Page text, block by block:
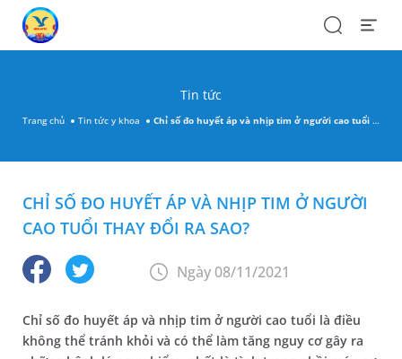
SearchOpen
Tin tức
Trang chủ Tin tức y khoa Chỉ số đo huyết áp và nhịp tim ở người cao tuổi thay đổi ra sao?
CHỈ SỐ ĐO HUYẾT ÁP VÀ NHỊP TIM Ở NGƯỜI
CAO TUỔI THAY ĐỔI RA SAO?
Ngày 08/11/2021
Chỉ số đo huyết áp và nhịp tim ở người cao tuổi là điều
không thể tránh khỏi và có thể làm tăng nguy cơ gây ra